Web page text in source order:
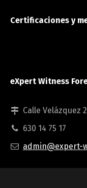
Certificaciones y
eXpert Witness
Calle Velázquez
630 14 75 17
admin@expert-